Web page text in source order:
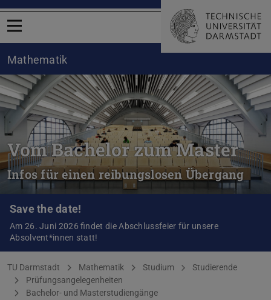
Menü öffnen
Mathematik
Vom Bachelor zum Master
Infos für einen reibungslosen Übergang
Save the date!
Am 26. Juni 2026 findet die Abschlussfeier für unsere
Absolvent*innen statt!
Sie befinden sich hier:
TU Darmstadt Mathematik Studium
Studierende
Prüfungsangelegenheiten
Bachelor- und Masterstudiengänge